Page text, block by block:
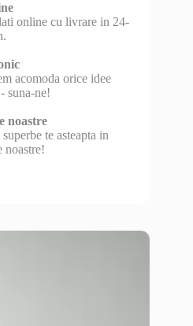
online cu livrare in 24-
acomoda orice idee
suna-ne!
noastre
te asteapta in
noastre!